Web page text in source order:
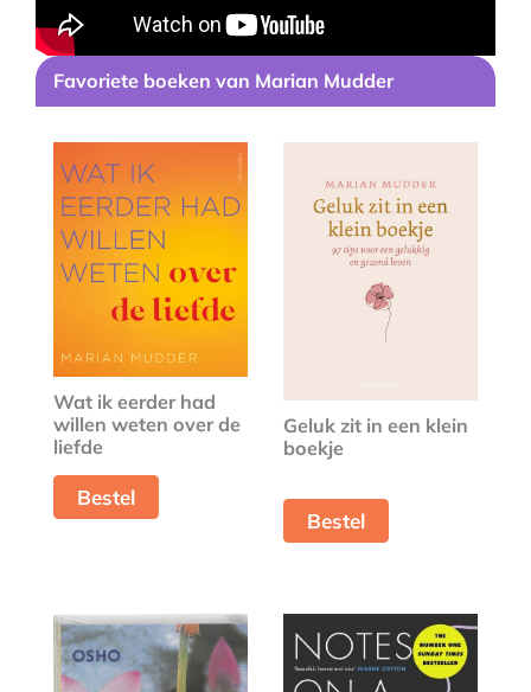
Favoriete boeken van Marian Mudder
Wat ik eerder had
willen weten over de
liefde
Bestel
Geluk zit in een klein
boekje
Bestel